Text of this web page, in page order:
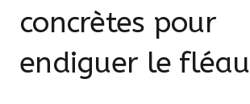
concrètes pour
endiguer le fléau